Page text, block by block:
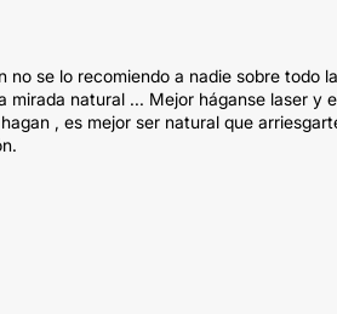
se lo recomiendo a nadie sobre todo
natural ... Mejor háganse laser y
, es mejor ser natural que